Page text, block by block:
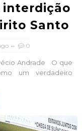
interdição
Santo
0
Andrade O que
um verdadeiro